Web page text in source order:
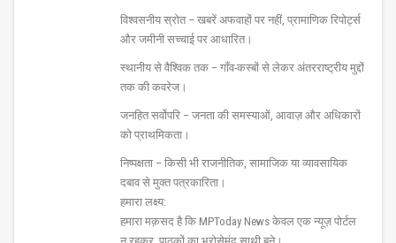
विश्वसनीय स्रोत – खबरें अफवाहों पर नहीं, प्रामाणिक रिपोर्ट्स
और जमीनी सच्चाई पर आधारित।
स्थानीय से वैश्विक तक – गाँव-कस्बों से लेकर अंतरराष्ट्रीय मुद्दों
तक की कवरेज।
जनहित सर्वोपरि – जनता की समस्याओं, आवाज़ और अधिकारों
को प्राथमिकता।
निष्पक्षता – किसी भी राजनीतिक, सामाजिक या व्यावसायिक
दबाव से मुक्त पत्रकारिता।
हमारा लक्ष्य:
हमारा मक़सद है कि MPToday News केवल एक न्यूज़ पोर्टल